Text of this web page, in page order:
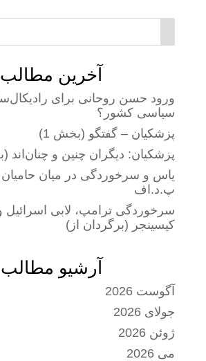
آخرین مطالب
ورود حسن روحانی برای
سیاسی کشور؟
پزشکیان – گفتگو (بخش 1)
پزشکیان: دیگران چنین و چنان‌اند
یاس و سرخوردگی در میان
پ.د.اف
سرخوردگی ترامپ، لابی اسرائیل
کیسینجر (برگردان از)
آرشیو مطالب
آگوست 2026
جولای 2026
ژوئن 2026
می 2026